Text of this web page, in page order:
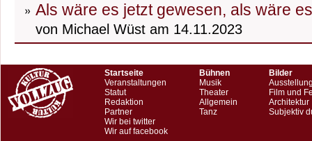
Als wäre es jetzt gewesen, als wäre
von Michael Wüst am 14.11.2023
Startseite
Veranstaltungen
Statut
Redaktion
Partner
Wir bei twitter
Wir auf facebook
Bühnen
Musik
Theater
Allgemein
Tanz
Bilder
Film und
Architektur
Subjektiv